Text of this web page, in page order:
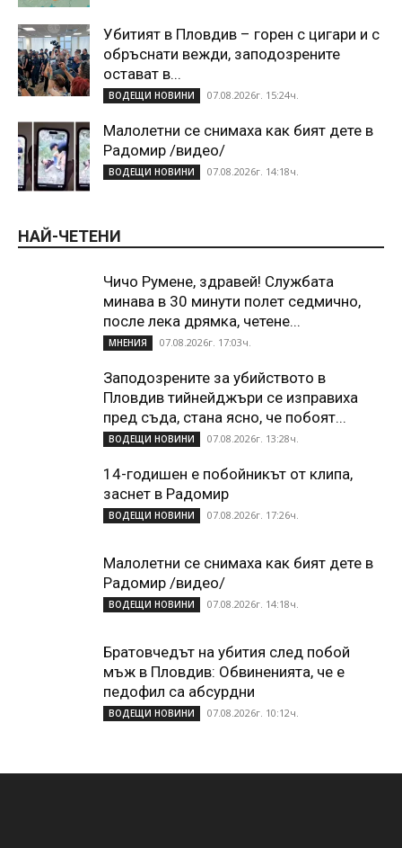
Убитият в Пловдив – горен с цигари и с
обръснати вежди, заподозрените
остават в...
ВОДЕЩИ НОВИНИ 07.08.2026г. 15:24ч.
Малолетни се снимаха как бият дете в
Радомир /видео/
ВОДЕЩИ НОВИНИ 07.08.2026г. 14:18ч.
НАЙ-ЧЕТЕНИ
Чичо Румене, здравей! Службата
минава в 30 минути полет седмично,
после лека дрямка, четене...
МНЕНИЯ 07.08.2026г. 17:03ч.
Заподозрените за убийството в
Пловдив тийнейджъри се изправиха
пред съда, стана ясно, че побоят...
ВОДЕЩИ НОВИНИ 07.08.2026г. 13:28ч.
14-годишен е побойникът от клипа,
заснет в Радомир
ВОДЕЩИ НОВИНИ 07.08.2026г. 17:26ч.
Малолетни се снимаха как бият дете в
Радомир /видео/
ВОДЕЩИ НОВИНИ 07.08.2026г. 14:18ч.
Братовчедът на убития след побой
мъж в Пловдив: Обвиненията, че е
педофил са абсурдни
ВОДЕЩИ НОВИНИ 07.08.2026г. 10:12ч.